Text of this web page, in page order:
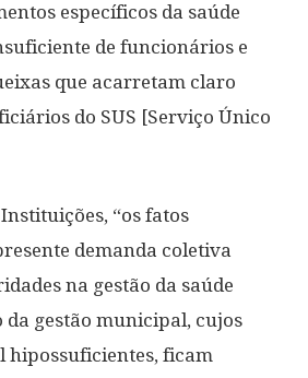
específicos da saúde
de funcionários e
que acarretam claro
do SUS [Serviço Único
“os fatos
demanda coletiva
na gestão da saúde
gestão municipal, cujos
hipossuficientes, ficam